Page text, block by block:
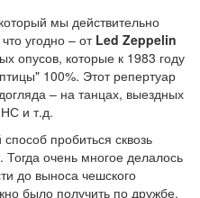
мы действительно
угодно – от Led Zeppelin
опусов, которые к 1983 году
100%. Этот репертуар
– на танцах, выездных
и т.д.
пробиться сквозь
Тогда очень многое делалось
до выноса чешского
было получить по дружбе,